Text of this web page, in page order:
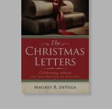
40%
dcto.